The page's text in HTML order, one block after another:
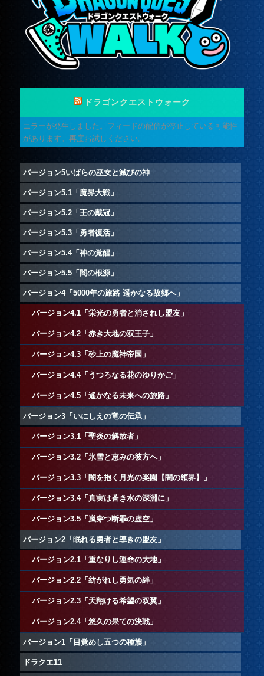
ドラゴンクエストウォーク
エラーが発生しました。フィードの配信が停止している可能性
があります。再度お試しください。
バージョン5いばらの巫女と滅びの神
バージョン5.1「魔界大戦」
バージョン5.2「王の戴冠」
バージョン5.3「勇者復活」
バージョン5.4「神の覚醒」
バージョン5.5「闇の根源」
バージョン4「5000年の旅路 遥かなる故郷へ」
バージョン4.1「栄光の勇者と消されし盟友」
バージョン4.2「赤き大地の双王子」
バージョン4.3「砂上の魔神帝国」
バージョン4.4「うつろなる花のゆりかご」
バージョン4.5「遙かなる未来への旅路」
バージョン3「いにしえの竜の伝承」
バージョン3.1「聖炎の解放者」
バージョン3.2「氷雪と恵みの彼方へ」
バージョン3.3「闇を抱く月光の楽園【闇の領界】」
バージョン3.4「真実は蒼き水の深淵に」
バージョン3.5「嵐穿つ断罪の虚空」
バージョン2「眠れる勇者と導きの盟友」
バージョン2.1「重なりし運命の大地」
バージョン2.2「紡がれし勇気の絆」
バージョン2.3「天翔ける希望の双翼」
バージョン2.4「悠久の果ての決戦」
バージョン1「目覚めし五つの種族」
ドラクエ11